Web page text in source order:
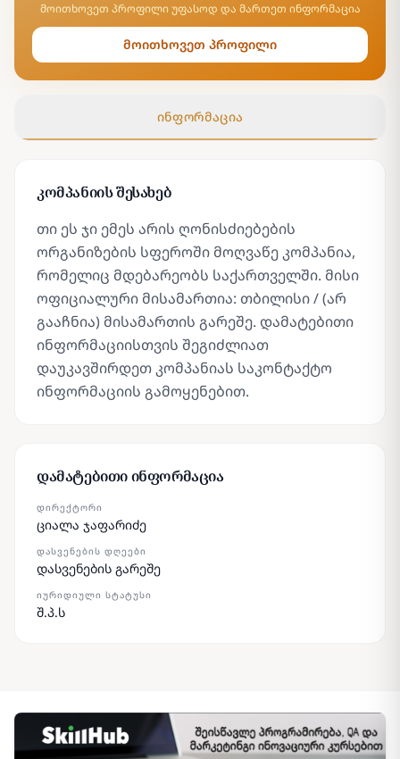
მოითხოვეთ პროფილი უფასოდ და მართეთ ინფორმაცია
მოითხოვეთ პროფილი
ინფორმაცია
კომპანიის შესახებ
თი ეს ჯი ემეს არის ღონისძიებების
ორგანიზების სფეროში მოღვაწე კომპანია,
რომელიც მდებარეობს საქართველში. მისი
ოფიციალური მისამართია: თბილისი / (არ
გააჩნია) მისამართის გარეშე. დამატებითი
ინფორმაციისთვის შეგიძლიათ
დაუკავშირდეთ კომპანიას საკონტაქტო
ინფორმაციის გამოყენებით.
დამატებითი ინფორმაცია
ᲓᲘᲠᲔᲥᲢᲝᲠᲘ
ციალა ჯაფარიძე
ᲓᲐᲡᲕᲔᲜᲔᲑᲘᲡ ᲓᲦᲔᲔᲑᲘ
დასვენების გარეშე
ᲘᲣᲠᲘᲓᲘᲣᲚᲘ ᲡᲢᲐᲢᲣᲡᲘ
შ.პ.ს